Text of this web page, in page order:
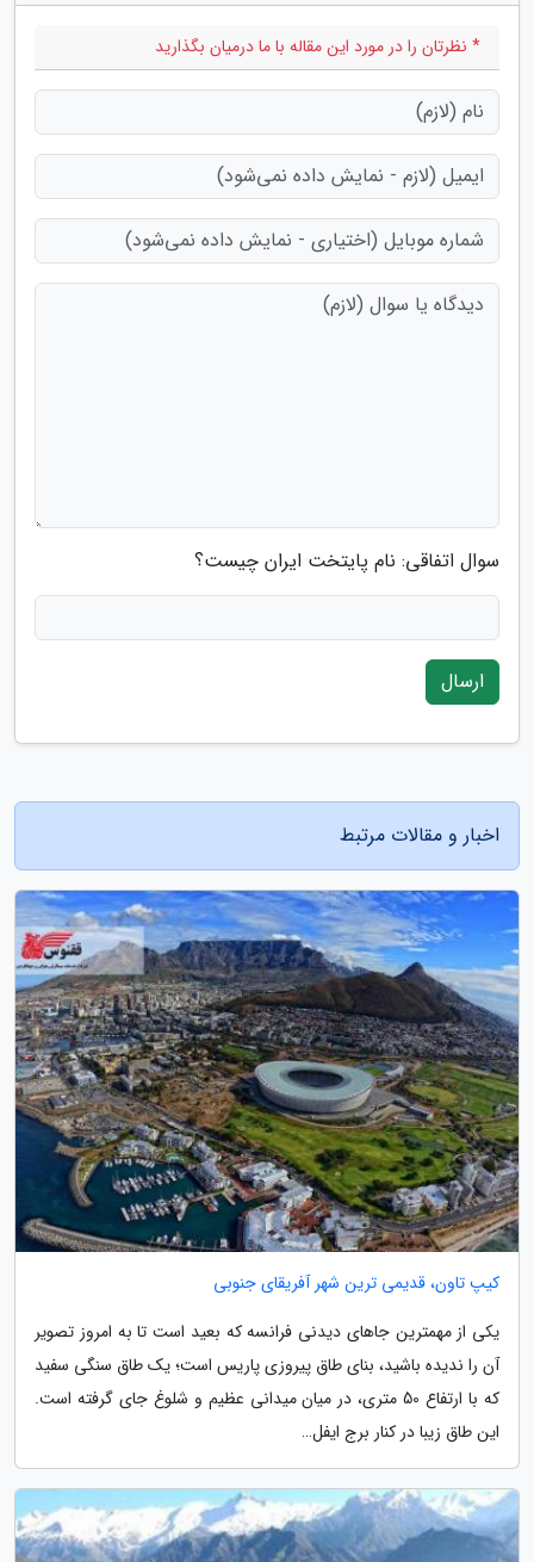
* نظرتان را در مورد این مقاله با ما درمیان بگذارید
سوال اتفاقی: نام پایتخت ایران چیست؟
ارسال
اخبار و مقالات مرتبط
کیپ تاون، قدیمی ترین شهر آفریقای جنوبی
یکی از مهمترین جاهای دیدنی فرانسه که بعید است تا به امروز تصویر
آن را ندیده باشید، بنای طاق پیروزی پاریس است؛ یک طاق سنگی سفید
که با ارتفاع 50 متری، در میان میدانی عظیم و شلوغ جای گرفته است.
این طاق زیبا در کنار برج ایفل…